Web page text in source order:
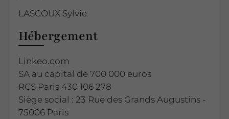
LASCOUX Sylvie
Hébergement
Linkeo.com
SA au capital de 700 000 euros
RCS Paris 430 106 278
Siège social : 23 Rue des Grands Augustins -
75006 Paris